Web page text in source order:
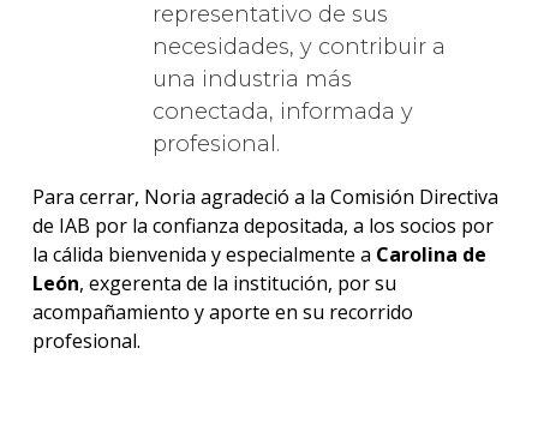
representativo de sus
necesidades, y contribuir a
una industria más
conectada, informada y
profesional.
Para cerrar, Noria agradeció a la Comisión Directiva
de IAB por la confianza depositada, a los socios por
la cálida bienvenida y especialmente a Carolina de
León, exgerenta de la institución, por su
acompañamiento y aporte en su recorrido
profesional.